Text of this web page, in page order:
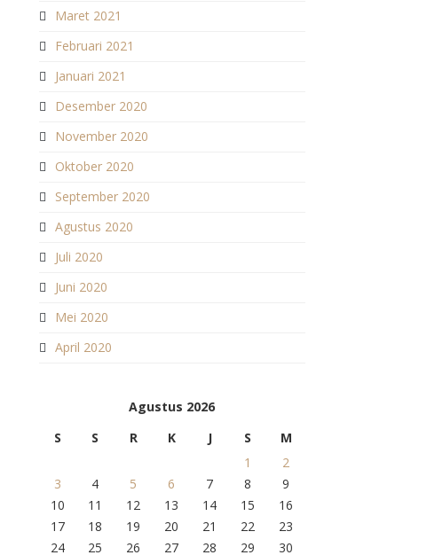
Maret 2021
Februari 2021
Januari 2021
Desember 2020
November 2020
Oktober 2020
September 2020
Agustus 2020
Juli 2020
Juni 2020
Mei 2020
April 2020
Agustus 2026
S
S R K J S
M
1
2
3
4 5 6 7 8
9
10
11 12 13 14 15
16
17
18 19 20 21 22
23
24
25 26 27 28 29 30